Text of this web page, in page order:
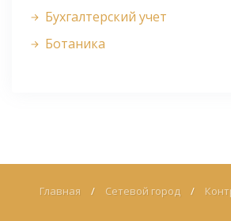
Бухгалтерский учет
Ботаника
Главная / Сетевой город /